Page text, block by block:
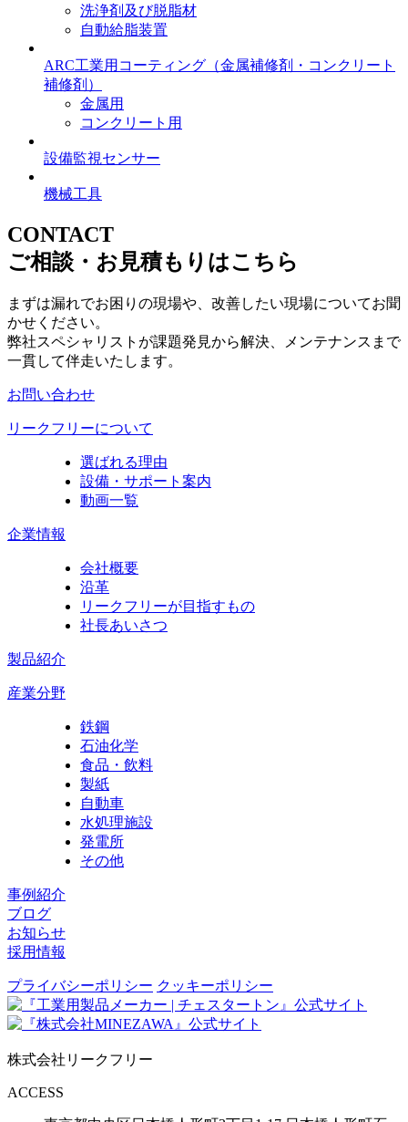
洗浄剤及び脱脂材
自動給脂装置
ARC工業用コーティング （金属補修剤・コンクリート
補修剤）
金属用
コンクリート用
設備監視センサー
機械工具
CONTACT
ご相談・お見積もりはこちら
まずは漏れでお困りの現場や、改善したい現場についてお聞
かせください。
弊社スペシャリストが課題発見から解決、メンテナンスまで
一貫して伴走いたします。
お問い合わせ
リークフリーについて
選ばれる理由
設備・サポート案内
動画一覧
企業情報
会社概要
沿革
リークフリーが目指すもの
社長あいさつ
製品紹介
産業分野
鉄鋼
石油化学
食品・飲料
製紙
自動車
水処理施設
発電所
その他
事例紹介
ブログ
お知らせ
採用情報
プライバシーポリシー クッキーポリシー
株式会社リークフリー
ACCESS